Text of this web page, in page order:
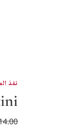
نفذ